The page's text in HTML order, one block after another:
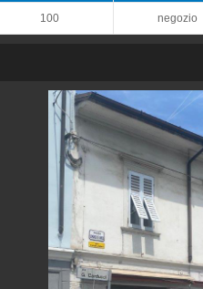
100 negozio